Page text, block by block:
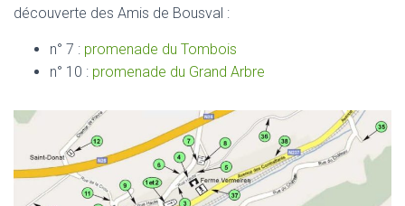
découverte des Amis de Bousval :
n° 7 : promenade du Tombois
n° 10 : promenade du Grand Arbre